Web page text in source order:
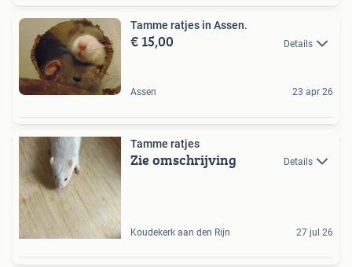
Tamme ratjes in Assen.
€ 15,00 Details
Assen 23 apr 26
Tamme ratjes
Zie omschrijving Details
Koudekerk aan den Rijn 27 jul 26